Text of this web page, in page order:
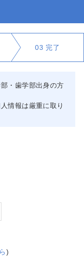
03 完了
・歯学部出身の方
情報は厳重に取り
)